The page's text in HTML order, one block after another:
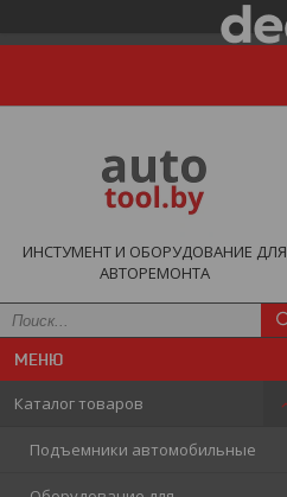
ИНСТУМЕНТ И ОБОРУДОВАНИЕ ДЛЯ
АВТОРЕМОНТА
Каталог товаров
Подъемники автомобильные